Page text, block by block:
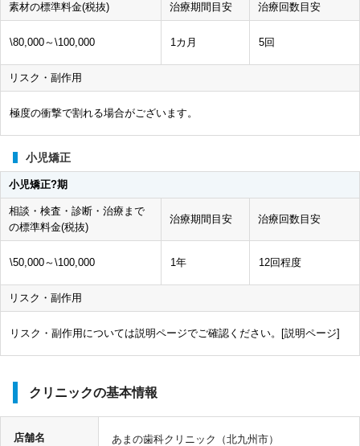
素材の標準料金(税抜) 治療期間目安 治療回数目安
\80,000～\100,000 1カ月 5回
リスク・副作用
極度の衝撃で割れる場合がございます。
小児矯正
小児矯正?期
相談・検査・診断・治療まで
の標準料金(税抜)
治療期間目安 治療回数目安
\50,000～\100,000 1年 12回程度
リスク・副作用
リスク・副作用については説明ページでご確認ください。[説明ページ]
クリニックの基本情報
店舗名 あまの歯科クリニック（北九州市）